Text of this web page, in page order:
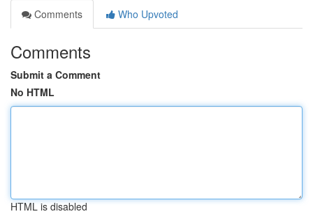
Comments
Who Upvoted
Comments
Submit a Comment
No HTML
HTML is disabled